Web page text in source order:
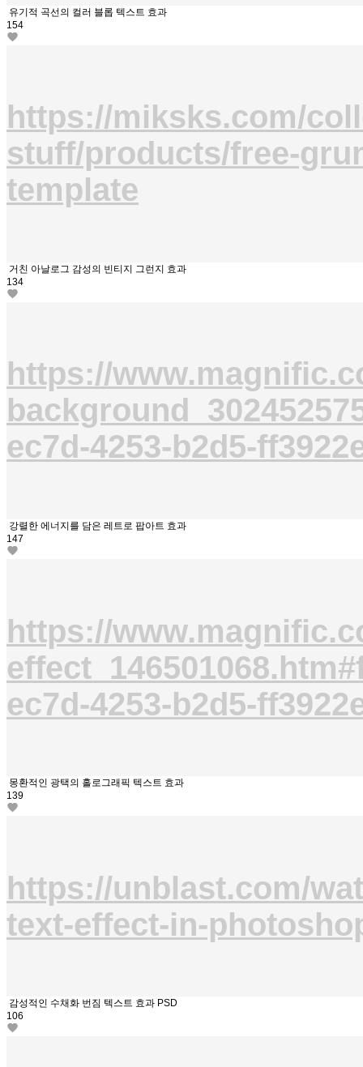
유기적 곡선의 컬러 블롭 텍스트 효과
154
https://miksks.com/
stuff/products/free-
template
거친 아날로그 감성의 빈티지 그런지 효과
134
https://
ec7d-4253-b2d5-
강렬한 에너지를 담은 레트로 팝아트 효과
147
https://
ec7d-4253-b2d5-
몽환적인 광택의 홀로그래픽 텍스트 효과
139
https://unblast.com/
text-effect-in-
감성적인 수채화 번짐 텍스트 효과 PSD
106